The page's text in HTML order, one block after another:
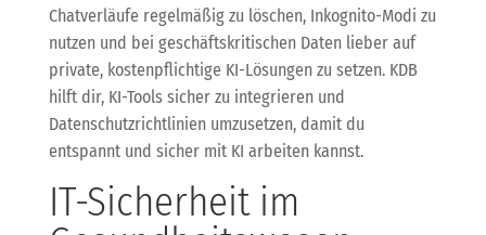
Chatverläufe regelmäßig zu löschen, Inkognito-Modi zu
nutzen und bei geschäftskritischen Daten lieber auf
private, kostenpflichtige KI-Lösungen zu setzen. KDB
hilft dir, KI-Tools sicher zu integrieren und
Datenschutzrichtlinien umzusetzen, damit du
entspannt und sicher mit KI arbeiten kannst.
IT-Sicherheit im